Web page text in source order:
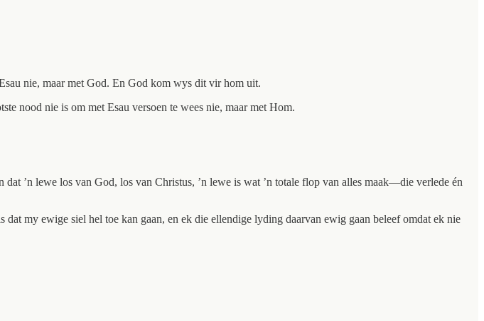
nie, maar met God. En God kom wys dit vir hom uit.
nood nie is om met Esau versoen te wees nie, maar met Hom.
’n lewe los van God, los van Christus, ’n lewe is wat ’n totale flop van alles maak—die verlede én
my ewige siel hel toe kan gaan, en ek die ellendige lyding daarvan ewig gaan beleef omdat ek nie